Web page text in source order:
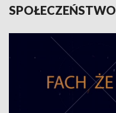
SPOŁECZEŃSTWO